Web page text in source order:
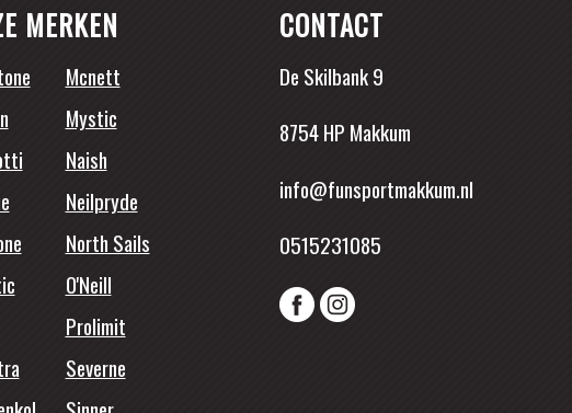
MERKEN
Mcnett
Mystic
Naish
Neilpryde
North Sails
O'Neill
Prolimit
Severne
CONTACT
De Skilbank 9
8754 HP Makkum
info@funsportmakkum.nl
0515231085